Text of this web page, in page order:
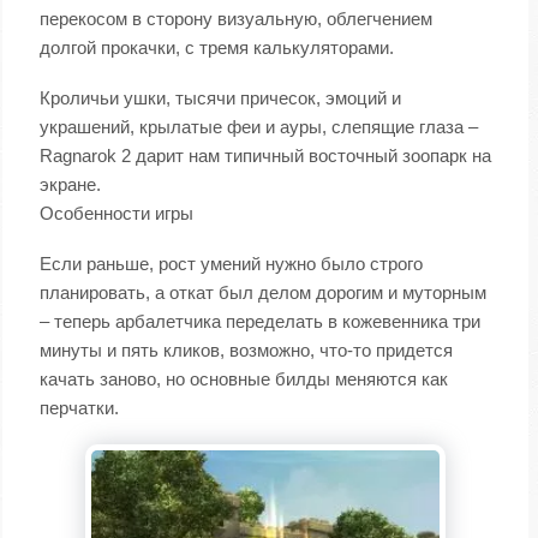
перекосом в сторону визуальную, облегчением
долгой прокачки, с тремя калькуляторами.
Кроличьи ушки, тысячи причесок, эмоций и
украшений, крылатые феи и ауры, слепящие глаза –
Ragnarok 2 дарит нам типичный восточный зоопарк на
экране.
Особенности игры
Если раньше, рост умений нужно было строго
планировать, а откат был делом дорогим и муторным
– теперь арбалетчика переделать в кожевенника три
минуты и пять кликов, возможно, что-то придется
качать заново, но основные билды меняются как
перчатки.